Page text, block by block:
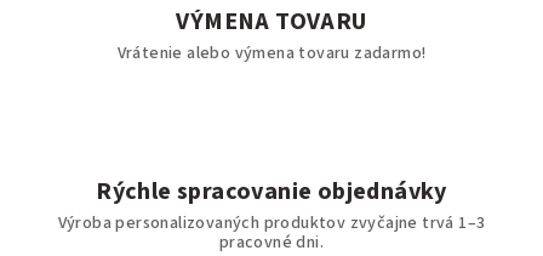
VÝMENA TOVARU
Vrátenie alebo výmena tovaru zadarmo!
Rýchle spracovanie objednávky
Výroba personalizovaných produktov zvyčajne trvá 1–3
pracovné dni.